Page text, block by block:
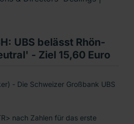
UBS belässt Rhön-
- Ziel 15,60 Euro
- Die Schweizer Großbank UBS
nach Zahlen für das erste